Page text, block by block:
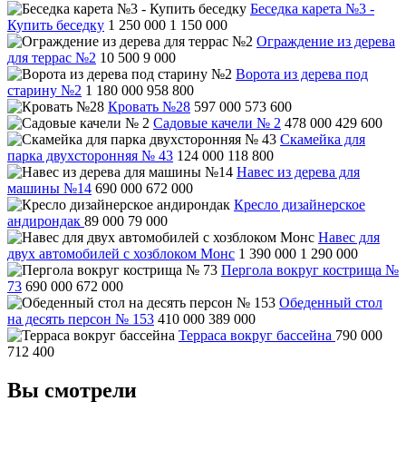
Беседка карета №3 -
Купить беседку 1 250 000 1 150 000
Ограждение из дерева
для террас №2 10 500 9 000
Ворота из дерева под
старину №2 1 180 000 958 800
Кровать №28 597 000 573 600
Садовые качели № 2 478 000 429 600
Скамейка для
парка двухсторонняя № 43 124 000 118 800
Навес из дерева для
машины №14 690 000 672 000
Кресло дизайнерское
андирондак 89 000 79 000
Навес для
двух автомобилей с хозблоком Монс 1 390 000 1 290 000
Пергола вокруг кострища №
73 690 000 672 000
Обеденный стол
на десять персон № 153 410 000 389 000
Терраса вокруг бассейна 790 000
712 400
Вы смотрели